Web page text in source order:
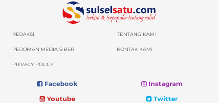
REDAKSI TENTANG KAMI
PEDOMAN MEDIA SIBER KONTAK KAMI
PRIVACY POLICY
Facebook
Instagram
Youtube
Twitter